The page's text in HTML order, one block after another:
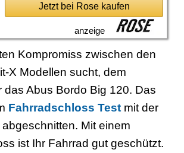
Jetzt bei Rose kaufen
anzeige
Kompromiss zwischen den
X Modellen sucht, dem
das Abus Bordo Big 120. Das
Fahrradschloss Test mit der
Mit einem
ist Ihr Fahrrad gut geschützt.